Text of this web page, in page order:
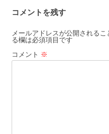
ビ
ゲ
ー
シ
コメントを残す
メールアドレスが公開されるこ
る欄は必須項目です
コメント ※